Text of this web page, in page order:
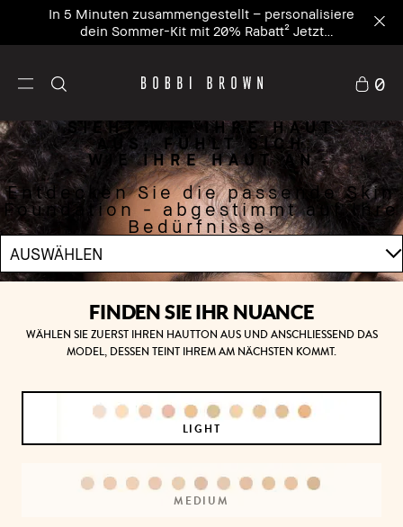
In 5 Minuten zusammengestellt – personalisiere
dein Sommer-Kit mit 20% Rabatt² Jetzt
personalisieren
0
SIEHT WIE IHRE HAUT
AUS, FÜHLT SICH
WIE IHRE HAUT AN
Entdecken Sie die passende Skin
Foundation - abgestimmt auf Ihre
Bedürfnisse.
FINDEN SIE IHR NUANCE
WÄHLEN SIE ZUERST IHREN HAUTTON AUS UND ANSCHLIESSEND DAS
MODEL, DESSEN TEINT IHREM AM NÄCHSTEN KOMMT.
LIGHT
MEDIUM